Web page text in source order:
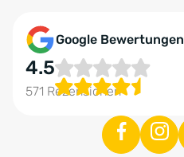
Google Bewertungen
4.5
571 Rezensionen